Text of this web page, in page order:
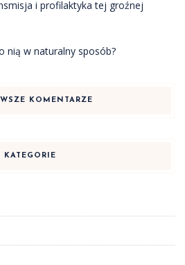
i profilaktyka tej groźnej
nią w naturalny sposób?
KOMENTARZE
KATEGORIE